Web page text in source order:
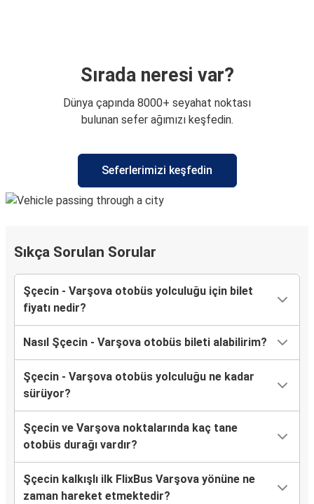
Sırada neresi var?
Dünya çapında 8000+ seyahat noktası
bulunan sefer ağımızı keşfedin.
Seferlerimizi keşfedin
Sıkça Sorulan Sorular
Şçecin - Varşova otobüs yolculuğu için bilet
fiyatı nedir?
Nasıl Şçecin - Varşova otobüs bileti alabilirim?
Şçecin - Varşova otobüs yolculuğu ne kadar
sürüyor?
Şçecin ve Varşova noktalarında kaç tane
otobüs durağı vardır?
Şçecin kalkışlı ilk FlixBus Varşova yönüne ne
zaman hareket etmektedir?